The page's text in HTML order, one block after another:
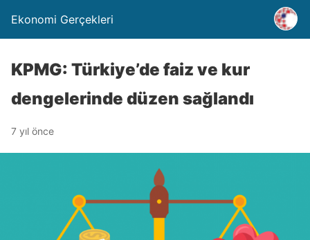
Ekonomi Gerçekleri
KPMG: Türkiye’de faiz ve kur
dengelerinde düzen sağlandı
7 yıl önce